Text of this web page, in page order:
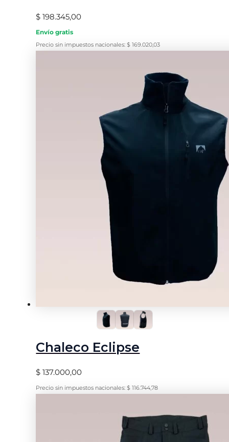
$ 198.345,00
Envío gratis
Precio sin impuestos nacionales:$ 169.020,03
Chaleco Eclipse
$ 137.000,00
Precio sin impuestos nacionales:$ 116.744,78